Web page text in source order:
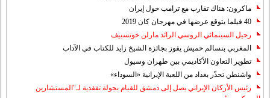
ماكرون: هناك تقارب مع ترامب حول إيران
40 فيلما يتوقع عرضها في مهرجان كان 2019
رحيل السينمائي الروسي الرائد مارلن خوتسييف
المغربي بنسالم حميش يفوز بجائزة الشيخ زايد للكتاب في الآداب
تطوير التعاون الأكاديمي بين طهران وسيول
واشنطن تحذّر بغداد من اللعبة الإيرانية «السوداء»
رئيس الأركان الإيراني يصل إلى دمشق للقيام بجولة تفقدية لـ"المستشارين